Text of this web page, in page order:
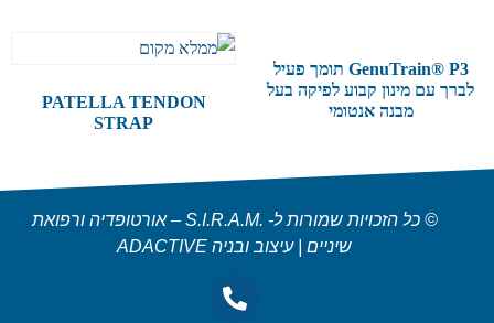
GenuTrain® P3 תומך פעיל
לברך עם מינון קבוע לפיקה בעל
מבנה אנטומי
PATELLA TENDON
STRAP
© כל הזכויות שמורות ל- .S.I.R.A.M – אורטופדיה ורפואת
שיניים | עיצוב ובניה ADACTIVE